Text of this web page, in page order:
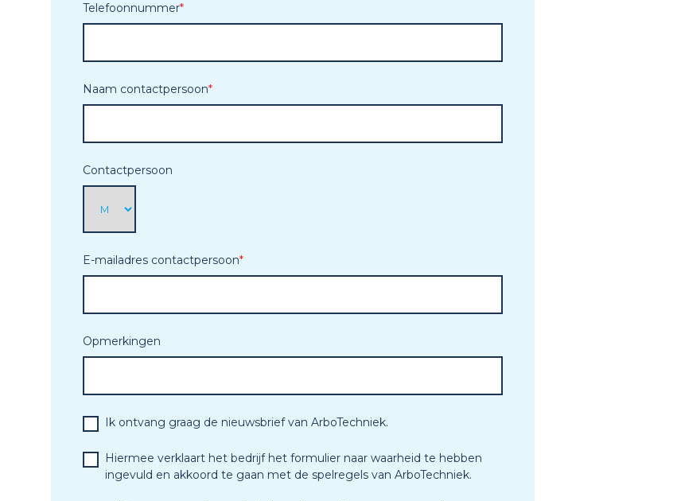
Telefoonnummer*
Naam contactpersoon*
Contactpersoon
E-mailadres contactpersoon*
Opmerkingen
Ik ontvang graag de nieuwsbrief van ArboTechniek.
*
Hiermee verklaart het bedrijf het formulier naar waarheid te hebben
ingevuld en akkoord te gaan met de spelregels van ArboTechniek.